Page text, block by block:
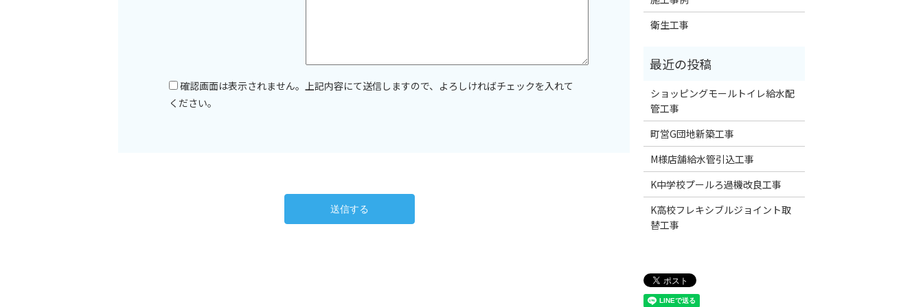
確認画面は表示されません。上記内容にて送信しますので、よろしければチェックを入れて
ください。
衛生工事
ショッピングモールトイレ給水配
管工事
町営G団地新築工事
M様店舗給水管引込工事
K中学校プールろ過機改良工事
K高校フレキシブルジョイント取
替工事